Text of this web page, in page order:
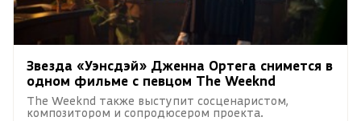
Звезда «Уэнсдэй» Дженна Ортега снимется в
одном фильме с певцом The Weeknd
The Weeknd также выступит сосценаристом,
композитором и сопродюсером проекта.